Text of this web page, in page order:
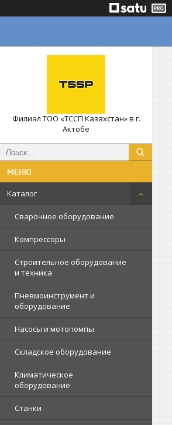
Филиал ТОО «ТССП Казахстан» в г.
Актобе
Каталог
Сварочное оборудование
Компрессоры
Строительное оборудование
и техника
Пневмоинструмент и
оборудование
Насосы и мотопомпы
Складское оборудование
Климатическое
оборудование
Станки